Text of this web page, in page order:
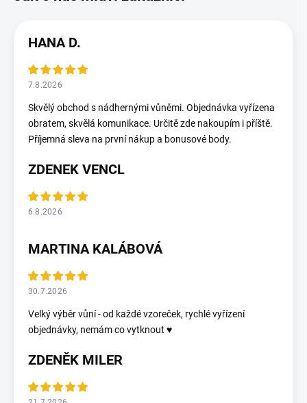
HANA D.
7.8.2026
Skvělý obchod s nádhernými vůněmi. Objednávka vyřízena
obratem, skvělá komunikace. Určitě zde nakoupím i příště.
Příjemná sleva na první nákup a bonusové body.
ZDENEK VENCL
6.8.2026
MARTINA KALÁBOVÁ
30.7.2026
Velký výběr vůní - od každé vzoreček, rychlé vyřízení
objednávky, nemám co vytknout ♥️
ZDENĚK MILER